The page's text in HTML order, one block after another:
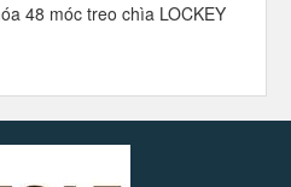
48 móc treo chìa LOCKEY